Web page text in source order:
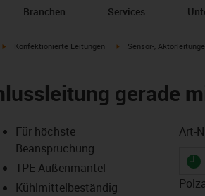
Branchen Services
igus-icon-arrow-right
Konfektionierte Leitungen igus-icon-arrow-right
Sensor-,
gerade
Für höchste
Beanspruchung
TPE-Außenmantel
Kühlmittelbeständig
Art-